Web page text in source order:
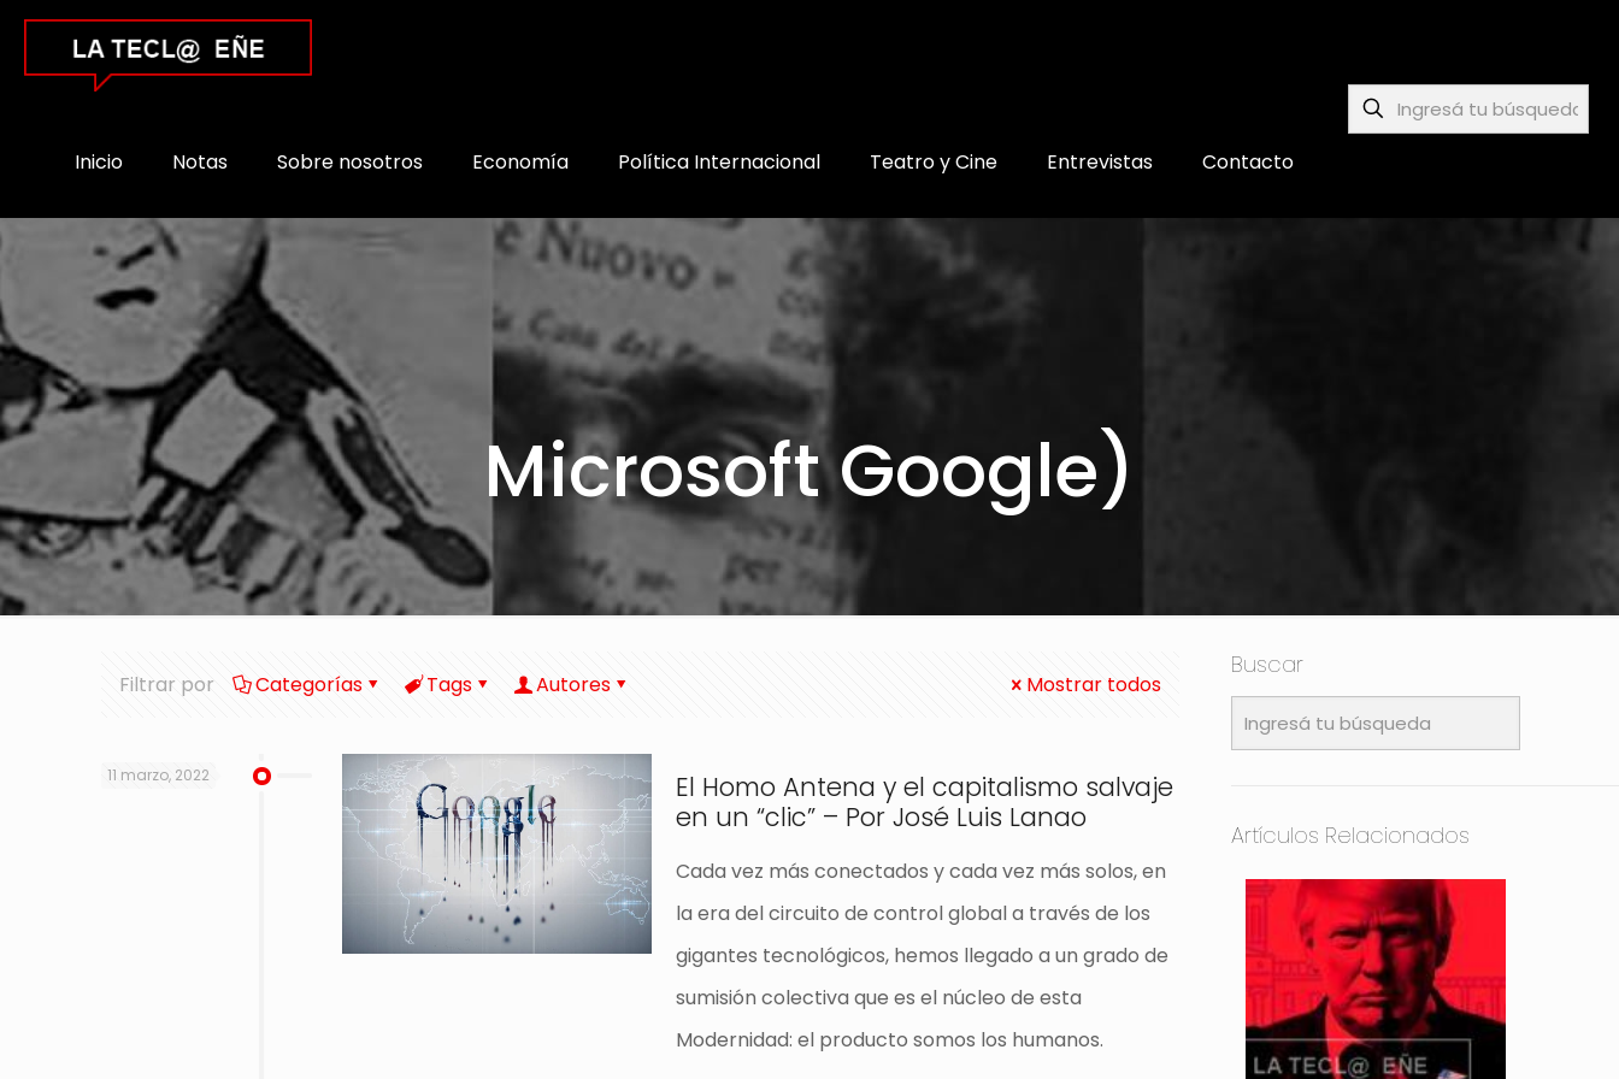
Inicio Notas Sobre nosotros Economía Política Internacional Teatro y Cine Entrevistas Contacto
Microsoft Google)
Filtrar por Categorías Tags Autores Mostrar todos
11 marzo, 2022
El Homo Antena y el capitalismo salvaje
en un “clic” – Por José Luis Lanao
Cada vez más conectados y cada vez más solos, en
la era del circuito de control global a través de los
gigantes tecnológicos, hemos llegado a un grado de
sumisión colectiva que es el núcleo de esta
Modernidad: el producto somos los humanos.
Buscar
Artículos Relacionados